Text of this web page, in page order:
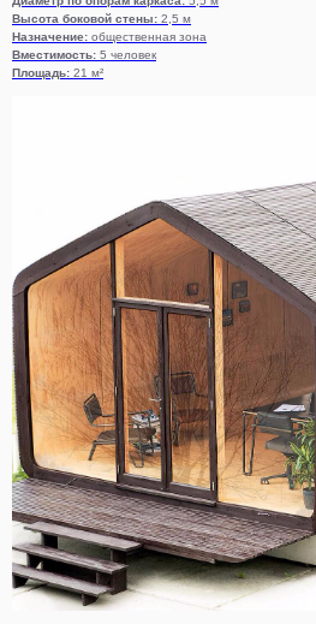
Высота боковой стены: 2,5 м
Назначение: общественная зона
Вместимость: 5 человек
Площадь: 21 м²